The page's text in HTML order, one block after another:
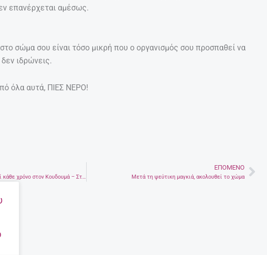
επανέρχεται αμέσως.
σώμα σου είναι τόσο μικρή που ο οργανισμός σου προσπαθεί να
δεν ιδρώνεις.
όλα αυτά, ΠΙΕΣ ΝΕΡΟ!
ΕΠΌΜΕΝΟ
Μετά τη ψεύτικη μαγκιά, ακολουθεί το χώμαNext